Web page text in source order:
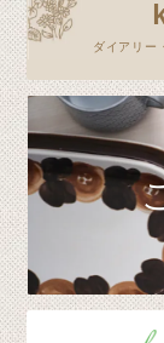
ダイアリー